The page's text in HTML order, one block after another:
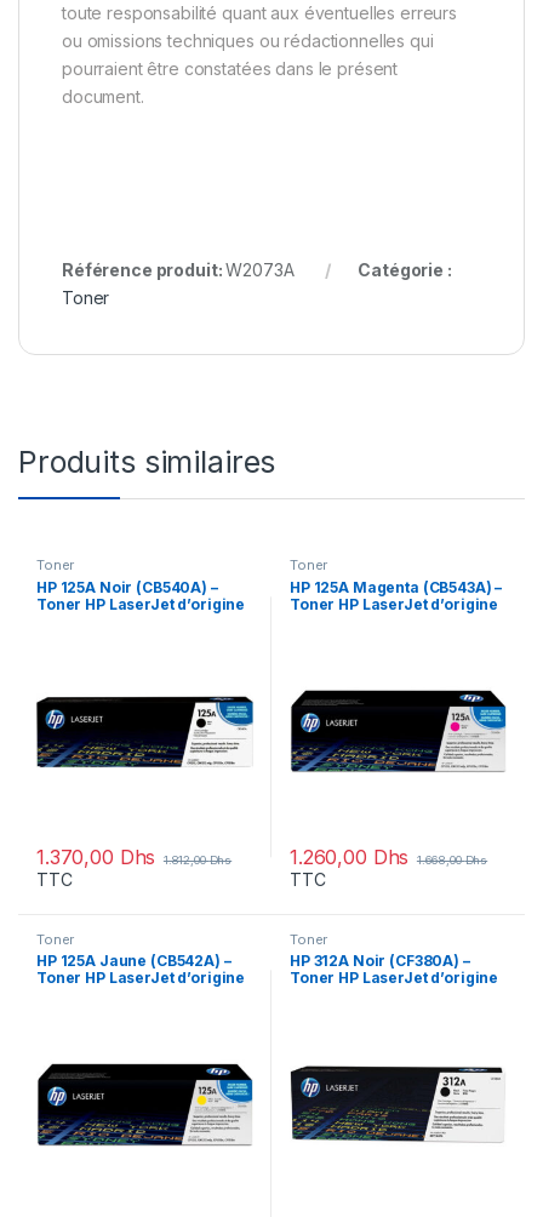
toute responsabilité quant aux éventuelles erreurs
ou omissions techniques ou rédactionnelles qui
pourraient être constatées dans le présent
document.
Référence produit:W2073A
Catégorie :
Toner
Produits similaires
Toner
HP 125A Noir (CB540A) –
Toner HP LaserJet d’origine
1.370,00 Dhs 1.812,00Dhs
TTC
Toner
HP 125A Magenta (CB543A) –
Toner HP LaserJet d’origine
1.260,00 Dhs 1.668,00Dhs
TTC
Toner
HP 125A Jaune (CB542A) –
Toner HP LaserJet d’origine
Toner
HP 312A Noir (CF380A) –
Toner HP LaserJet d’origine